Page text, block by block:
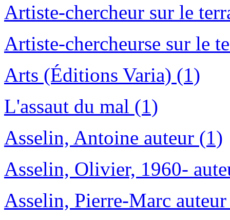
Artiste-chercheur sur le
Artiste-chercheurse sur le
Arts (Éditions Varia) (1)
L'assaut du mal (1)
Asselin, Antoine auteur (1)
Asselin, Olivier, 1960-
Asselin, Pierre-Marc